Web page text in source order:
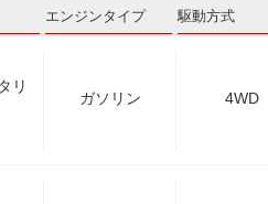
エンジンタイプ 駆動方式
リ
ガソリン 4WD